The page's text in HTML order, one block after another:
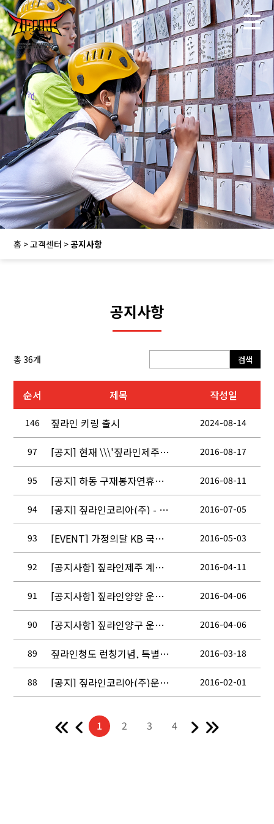
홈 > 고객센터 >공지사항
공지사항
총 36개 검색
순서 제목 작성일
146 짚라인 키링 출시 2024-08-14
97 [공지] 현재 \\\'짚라인제주\\\'라는 명칭을 이용하여 운영하는 시설은 당사와 무관한 시설입니다. 2016-08-17
95 [공지] 하동 구재봉자연휴양림 어드벤처 띠롤리엔은 짚라인코리아와 무관한 업체입니다. 2016-08-11
94 [공지] 짚라인코리아(주) - 한국전력공사 제휴협약 체결! 2016-07-05
93 [EVENT] 가정의달 KB 국민카드와 함께하는 할인 이벤트 2016-05-03
92 [공지사항] 짚라인제주 계약 종료 안내 2016-04-11
91 [공지사항] 짚라인양양 운영 종료 안내 2016-04-06
90 [공지사항] 짚라인양구 운영 종료 안내 2016-04-06
89 짚라인청도 런칭기념, 특별초특가 판매!! 2016-03-18
88 [공지] 짚라인코리아(주)운영지점 설날 명절 휴무 안내 2016-02-01
1 2 3 4